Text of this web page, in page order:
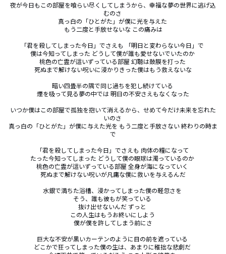
夜が今日もこの部屋を喰らい尽くしてしまうから、幸福な夢の世界に逃げ込
むのさ
真っ白の「ひとがた」が僕に光を与えた
もう二度と手放せないな この痛みは
「君を殺してしまった今日」でさえも 「明日と変わらない今日」で
僕は今知ってしまった どうして僕が誰も愛せないでいたのか
桃色の亡霊が這いずっている部屋 幻聴は鼓膜を打った
死ぬまで解けない呪いに浸かりきった僕はもう救えないな
暗い四畳半の隅で同じ過ちを犯し続けている
煙を吸って見る夢の中では 明日の不安さえもなくなった
いつか僕はこの部屋で孤独を抱いて消えるから、せめて今だけ未来を忘れた
いのさ
真っ白の「ひとがた」が僕に与えた光を もう二度と手放さない 終わりの時ま
で
「君を殺してしまった今日」でさえも 肉体の糧になって
たった今知ってしまった どうして僕の眼球は濁っているのか
桃色の亡霊が這いずっている部屋 全身が海になっていく
死ぬまで解けない呪いが凡庸な僕に救いを与えるんだ
水銀で満ちた浴槽、浸かってしまった僕の軽忽さを
そう、誰も彼もが笑っている
抜け出せないんだ ずっと
この人生はもうお終いにしよう
僕が僕を許してしまう前にさ
巨大な不安が黒いカーテンのように目の前を遮っている
どこかで狂ってしまった僕の生は、あまりに稚拙な悲劇だ